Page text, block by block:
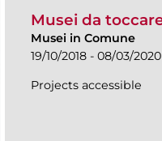
Musei da
Musei in Comune
19/10/2018 - 08/03/2020
Projects accessible